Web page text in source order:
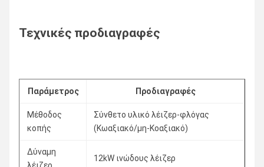
Τεχνικές προδιαγραφές
Παράμετρος Προδιαγραφές
Μέθοδος
κοπής
Σύνθετο υλικό λέιζερ-φλόγας
(Κωαξιακό/μη-Κοαξιακό)
Δύναμη
λέιζερ
12kW ινώδους λέιζερ